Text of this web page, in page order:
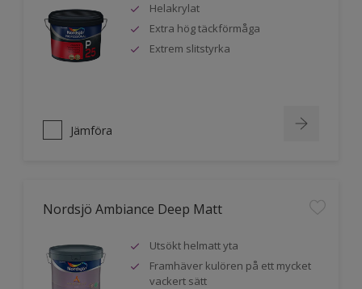
Helakrylat
Extra hög täckförmåga
Extrem slitstyrka
Jämföra
Nordsjö Ambiance Deep Matt
Utsökt helmatt yta
Framhäver kulören på ett mycket
vackert sätt